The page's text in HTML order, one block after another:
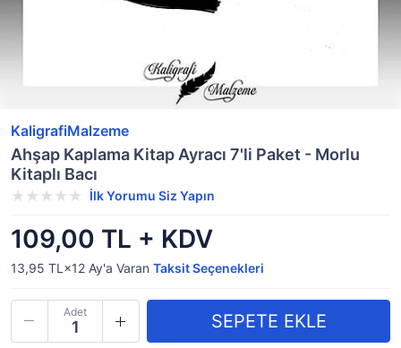
KaligrafiMalzeme
Ahşap Kaplama Kitap Ayracı 7'li Paket - Morlu
Kitaplı Bacı
İlk Yorumu Siz Yapın
109,00 TL + KDV
13,95 TL×12 Ay'a Varan Taksit Seçenekleri
Adet